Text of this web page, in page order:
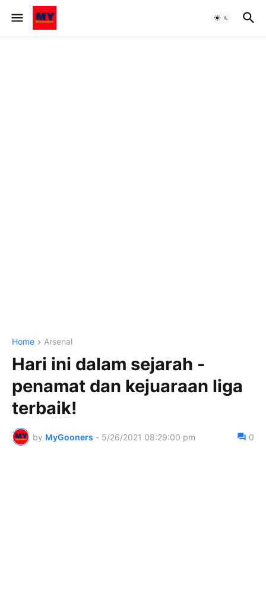
Home Arsenal
Hari ini dalam sejarah -
penamat dan kejuaraan liga
terbaik!
by MyGooners - 5/26/2021 08:29:00 pm 0